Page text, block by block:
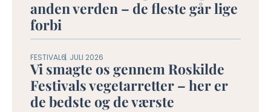
anden verden – de fleste går lige
forbi
FESTIVAL6. JULI 2026
Vi smagte os gennem Roskilde
Festivals vegetarretter – her er
de bedste og de værste